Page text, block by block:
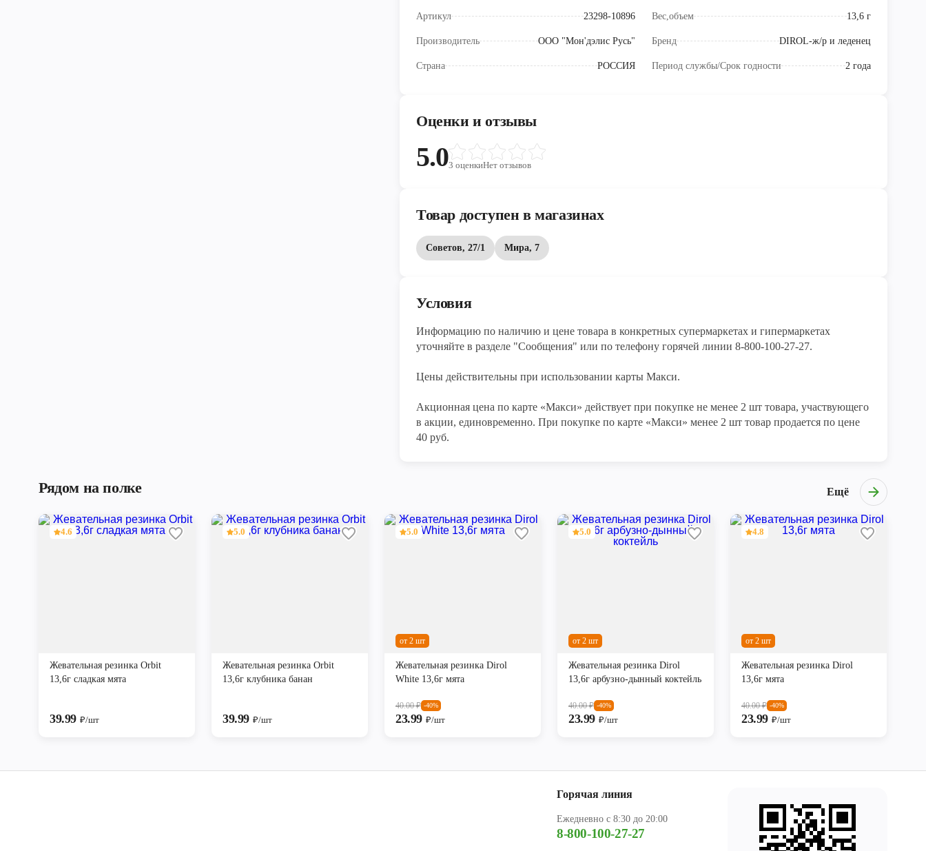
Артикул 23298-10896 Вес,объем 13,6 г
Производитель ООО "Мон'дэлис Русь" Бренд DIROL-ж/р и леденец
Страна РОССИЯ Период службы/Срок годности 2 года
Оценки и отзывы
5.03 оценкиНет отзывов
Товар доступен в магазинах
Советов, 27/1 Мира, 7
Условия
Информацию по наличию и цене товара в конкретных супермаркетах и гипермаркетах
уточняйте в разделе "Сообщения" или по телефону горячей линии 8-800-100-27-27.
Цены действительны при использовании карты Макси.
Акционная цена по карте «Макси» действует при покупке не менее 2 шт товара, участвующего
в акции, единовременно. При покупке по карте «Макси» менее 2 шт товар продается по цене
40 руб.
Рядом на полке Ещё
4.6
Жевательная резинка Orbit
13,6г сладкая мята
39.99 ₽/шт
5.0
Жевательная резинка Orbit
13,6г клубника банан
39.99 ₽/шт
от 2 шт
5.0
Жевательная резинка Dirol
White 13,6г мята
40.00₽ -40%
23.99 ₽/шт
от 2 шт
5.0
Жевательная резинка Dirol
13,6г арбузно-дынный коктейль
40.00₽ -40%
23.99 ₽/шт
от 2 шт
4.8
Жевательная резинка Dirol
13,6г мята
40.00₽ -40%
23.99 ₽/шт
Горячая линия
Ежедневно с 8:30 до 20:00
8-800-100-27-27